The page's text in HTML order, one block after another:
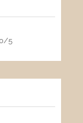
5